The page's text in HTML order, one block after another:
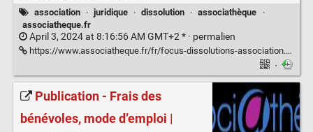
association · juridique · dissolution · associathèque
·
associatheque.fr
April 3, 2024 at 8:16:56 AM GMT+2 * · permalien
https://www.associatheque.fr/fr/focus-dissolutions-association.html
·
Publication - Frais des
bénévoles, mode d’emploi |